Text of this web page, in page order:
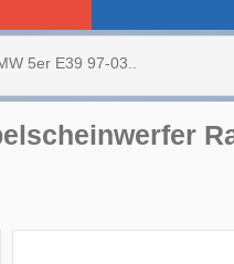
5er E39 97-03..